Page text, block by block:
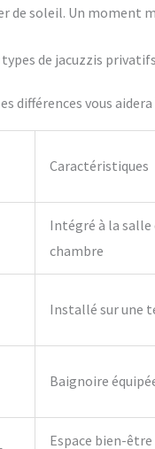
de soleil. Un moment
de jacuzzis
différences vous
Caractéristiques
Intégré à la salle
chambre
Installé sur une
Baignoire
Espace bien-